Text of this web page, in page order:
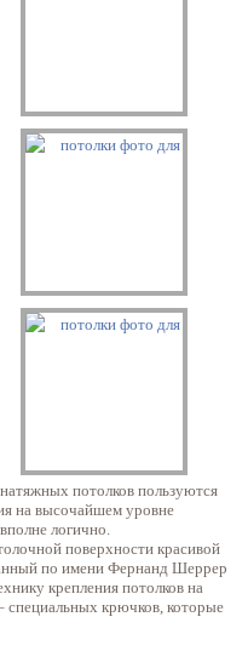
потолков пользуются
на высочайшем уровне
логично.
поверхности красивой
по имени Фернанд Шеррер
крепления потолков на
специальных крючков, которые